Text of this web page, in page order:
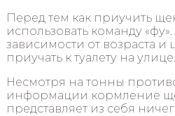
Перед тем как приучить
использовать команду
зависимости от возраста и
приучать к туалету на улице.
Несмотря на тонны
информации кормление
представляет из себя